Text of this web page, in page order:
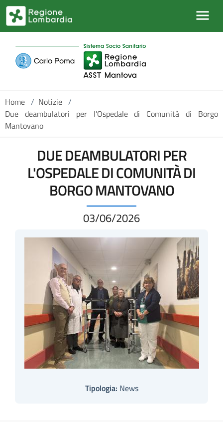
Salta al contenuto principale
Home / Notizie /
Due deambulatori per l'Ospedale di Comunità di Borgo
Mantovano
DUE DEAMBULATORI PER
L'OSPEDALE DI COMUNITÀ DI
BORGO MANTOVANO
03/06/2026
Tipologia: News